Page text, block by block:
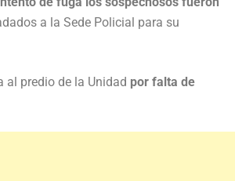
a la Sede Policial para su
al predio de la Unidad por falta de